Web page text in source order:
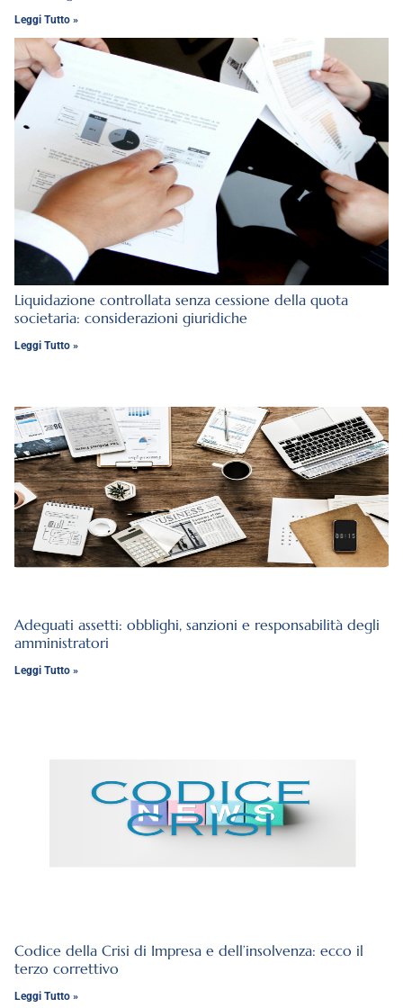
Leggi Tutto »
Liquidazione controllata senza cessione della quota
societaria: considerazioni giuridiche
Leggi Tutto »
Adeguati assetti: obblighi, sanzioni e responsabilità degli
amministratori
Leggi Tutto »
Codice della Crisi di Impresa e dell’insolvenza: ecco il
terzo correttivo
Leggi Tutto »